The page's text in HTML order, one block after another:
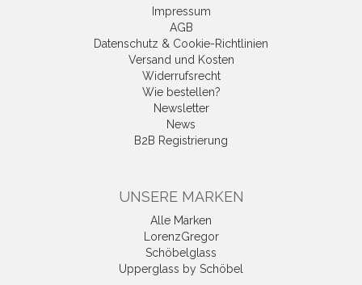
Impressum
AGB
Datenschutz & Cookie-Richtlinien
Versand und Kosten
Widerrufsrecht
Wie bestellen?
Newsletter
News
B2B Registrierung
UNSERE MARKEN
Alle Marken
LorenzGregor
Schöbelglass
Upperglass by Schöbel